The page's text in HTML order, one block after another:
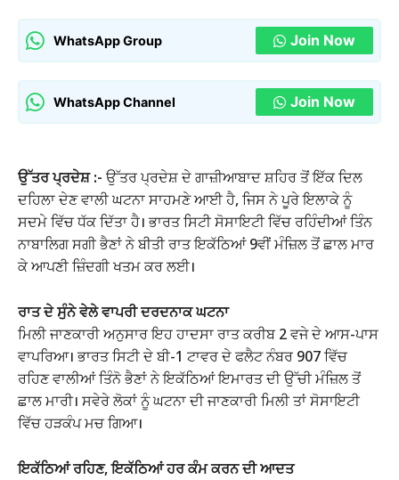
WhatsApp Group Join Now
WhatsApp Channel Join Now
ਉੱਤਰ ਪ੍ਰਦੇਸ਼ :- ਉੱਤਰ ਪ੍ਰਦੇਸ਼ ਦੇ ਗਾਜ਼ੀਆਬਾਦ ਸ਼ਹਿਰ ਤੋਂ ਇੱਕ ਦਿਲ
ਦਹਿਲਾ ਦੇਣ ਵਾਲੀ ਘਟਨਾ ਸਾਹਮਣੇ ਆਈ ਹੈ, ਜਿਸ ਨੇ ਪੂਰੇ ਇਲਾਕੇ ਨੂੰ
ਸਦਮੇ ਵਿੱਚ ਧੱਕ ਦਿੱਤਾ ਹੈ। ਭਾਰਤ ਸਿਟੀ ਸੋਸਾਇਟੀ ਵਿੱਚ ਰਹਿੰਦੀਆਂ ਤਿੰਨ
ਨਾਬਾਲਿਗ ਸਗੀ ਭੈਣਾਂ ਨੇ ਬੀਤੀ ਰਾਤ ਇਕੱਠਿਆਂ 9ਵੀਂ ਮੰਜ਼ਿਲ ਤੋਂ ਛਾਲ ਮਾਰ
ਕੇ ਆਪਣੀ ਜ਼ਿੰਦਗੀ ਖਤਮ ਕਰ ਲਈ।
ਰਾਤ ਦੇ ਸੁੰਨੇ ਵੇਲੇ ਵਾਪਰੀ ਦਰਦਨਾਕ ਘਟਨਾ
ਮਿਲੀ ਜਾਣਕਾਰੀ ਅਨੁਸਾਰ ਇਹ ਹਾਦਸਾ ਰਾਤ ਕਰੀਬ 2 ਵਜੇ ਦੇ ਆਸ-ਪਾਸ
ਵਾਪਰਿਆ। ਭਾਰਤ ਸਿਟੀ ਦੇ ਬੀ-1 ਟਾਵਰ ਦੇ ਫਲੈਟ ਨੰਬਰ 907 ਵਿੱਚ
ਰਹਿਣ ਵਾਲੀਆਂ ਤਿੰਨੋ ਭੈਣਾਂ ਨੇ ਇਕੱਠਿਆਂ ਇਮਾਰਤ ਦੀ ਉੱਚੀ ਮੰਜ਼ਿਲ ਤੋਂ
ਛਾਲ ਮਾਰੀ। ਸਵੇਰੇ ਲੋਕਾਂ ਨੂੰ ਘਟਨਾ ਦੀ ਜਾਣਕਾਰੀ ਮਿਲੀ ਤਾਂ ਸੋਸਾਇਟੀ
ਵਿੱਚ ਹੜਕੰਪ ਮਚ ਗਿਆ।
ਇਕੱਠਿਆਂ ਰਹਿਣ, ਇਕੱਠਿਆਂ ਹਰ ਕੰਮ ਕਰਨ ਦੀ ਆਦਤ